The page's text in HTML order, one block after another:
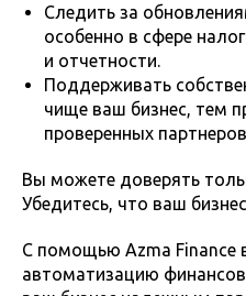
Следить за
особенно в сфере
и отчетности.
Поддерживать
чище ваш бизнес, тем
проверенных
Вы можете доверять
Убедитесь, что ваш
С помощью Azma Finance
автоматизацию